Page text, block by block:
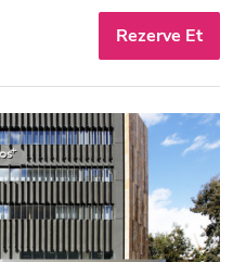
Rezerve Et